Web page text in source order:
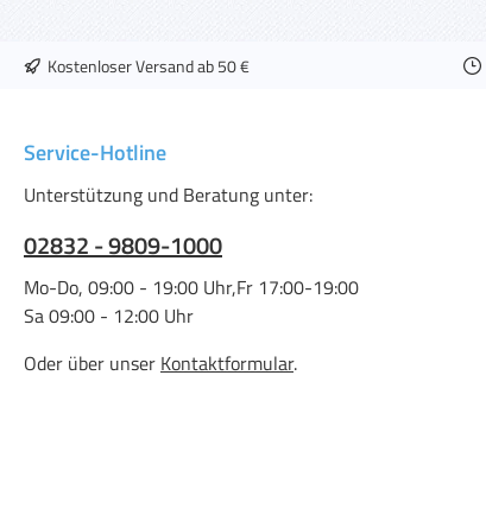
Kostenloser Versand ab 50 €
Service-Hotline
Unterstützung und Beratung unter:
02832 - 9809-1000
Mo-Do, 09:00 - 19:00 Uhr,Fr 17:00-19:00
Sa 09:00 - 12:00 Uhr
Oder über unser Kontaktformular.